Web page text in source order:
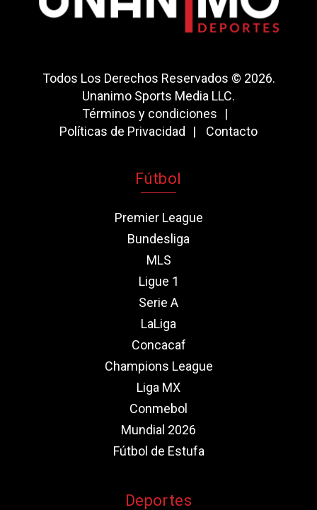
Todos Los Derechos Reservados © 2026.
Unanimo Sports Media LLC.
Términos y condiciones
Políticas de Privacidad
Contacto
Fútbol
Premier League
Bundesliga
MLS
Ligue 1
Serie A
LaLiga
Concacaf
Champions League
Liga MX
Conmebol
Mundial 2026
Fútbol de Estufa
Deportes